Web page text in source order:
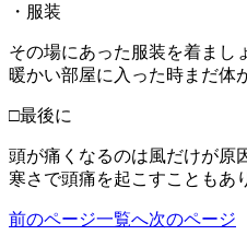
・服装
その場にあった服装を着まし
暖かい部屋に入った時まだ体
□最後に
頭が痛くなるのは風だけが原
寒さで頭痛を起こすこともあ
前のページ一覧へ次のページ